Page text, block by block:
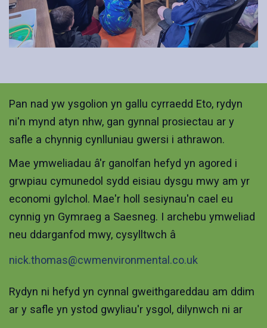
Pan nad yw ysgolion yn gallu cyrraedd Eto, rydyn
ni'n mynd atyn nhw, gan gynnal prosiectau ar y
safle a chynnig cynlluniau gwersi i athrawon.
Mae ymweliadau â'r ganolfan hefyd yn agored i
grwpiau cymunedol sydd eisiau dysgu mwy am yr
economi gylchol. Mae'r holl sesiynau'n cael eu
cynnig yn Gymraeg a Saesneg. I archebu ymweliad
neu ddarganfod mwy, cysylltwch â
nick.thomas@cwmenvironmental.co.uk
Rydyn ni hefyd yn cynnal gweithgareddau am ddim
ar y safle yn ystod gwyliau'r ysgol, dilynwch ni ar